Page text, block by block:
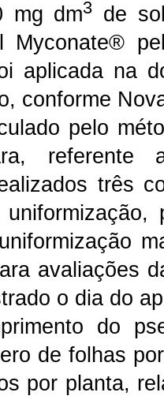
mg dm3 de
Myconate®
aplicada na
conforme
pelo
referente
três
avaliações
o dia do
do
de folhas
por planta,